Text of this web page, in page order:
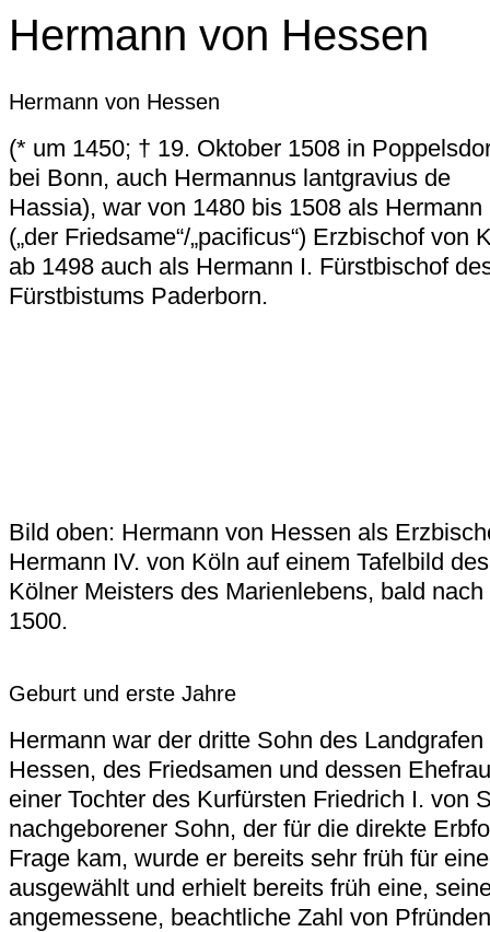
Hermann von Hessen
Hermann von Hessen
(* um 1450; † 19. Oktober 1508 in
bei Bonn, auch Hermannus lantgravius de
Hassia), war von 1480 bis 1508 als Hermann
(„der Friedsame“/„pacificus“) Erzbischof von
ab 1498 auch als Hermann I. Fürstbischof
Fürstbistums Paderborn.
Bild oben: Hermann von Hessen als
Hermann IV. von Köln auf einem Tafelbild des
Kölner Meisters des Marienlebens, bald nach
1500.
Geburt und erste Jahre
Hermann war der dritte Sohn des
Hessen, des Friedsamen und dessen
einer Tochter des Kurfürsten Friedrich I. von
nachgeborener Sohn, der für die direkte
Frage kam, wurde er bereits sehr früh für
ausgewählt und erhielt bereits früh eine,
angemessene, beachtliche Zahl von